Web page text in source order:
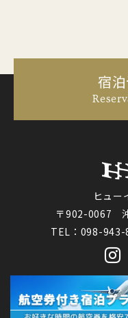
宿
ヒュー
〒902-0067
TEL：098-